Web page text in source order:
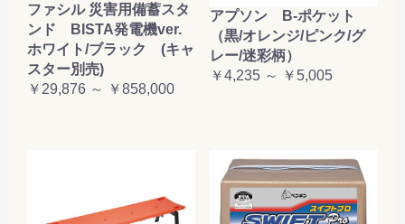
ファシル 災害用備蓄スタ
ンド BISTA発電機ver.
ホワイト/ブラック (キャ
スター別売)
￥29,876 ～ ￥858,000
アプソン B-ポケット
（黒/オレンジ/ピンク/グ
レー/迷彩柄）
￥4,235 ～ ￥5,005